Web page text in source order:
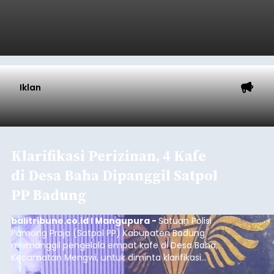
Iklan
Klarifikasi Perizinan, 4 Kafe
di Desa Baha Dipanggil Satpol
PP Badung
balitribune.co.id I Mangupura - Satuan Polisi
Pamong Praja (Satpol PP) Kabupaten Badung
memanggil pengelola empat kafe di Desa Baha,
Kecamatan Mengwi, untuk diminta klarifikasi
terkait kelengkapan perizinan usaha pada Kamis